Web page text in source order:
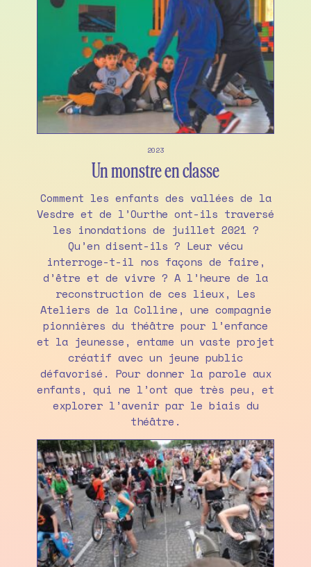
2023
Un monstre en classe
Comment les enfants des vallées de la
Vesdre et de l’Ourthe ont-ils traversé
les inondations de juillet 2021 ?
Qu’en disent-ils ? Leur vécu
interroge-t-il nos façons de faire,
d’être et de vivre ? A l’heure de la
reconstruction de ces lieux, Les
Ateliers de la Colline, une compagnie
pionnières du théâtre pour l’enfance
et la jeunesse, entame un vaste projet
créatif avec un jeune public
défavorisé. Pour donner la parole aux
enfants, qui ne l’ont que très peu, et
explorer l’avenir par le biais du
théâtre.